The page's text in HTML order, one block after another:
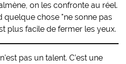
on les confronte au réel.
quelque chose "ne sonne pas
plus facile de fermer les yeux.
pas un talent. C’est une